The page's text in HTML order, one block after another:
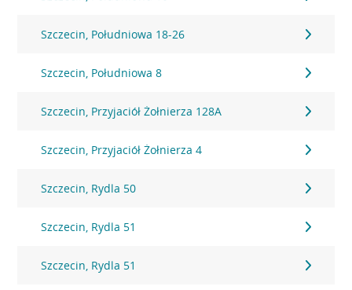
Szczecin, Południowa 18-26
Szczecin, Południowa 8
Szczecin, Przyjaciół Żołnierza 128A
Szczecin, Przyjaciół Żołnierza 4
Szczecin, Rydla 50
Szczecin, Rydla 51
Szczecin, Rydla 51